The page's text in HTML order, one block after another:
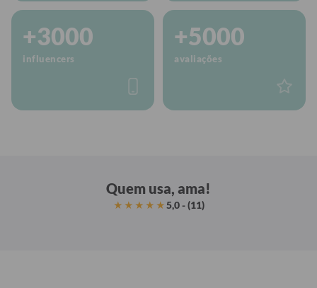
+3000
influencers
+5000
avaliações
Quem usa, ama!
★★★★★5,0 - (11)